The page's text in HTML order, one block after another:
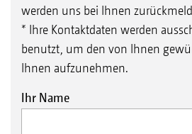
werden uns bei Ihnen
* Ihre Kontaktdaten werden
benutzt, um den von Ihnen
Ihnen aufzunehmen.
Ihr Name